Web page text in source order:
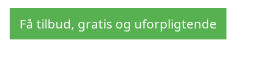
Få tilbud, gratis og uforpligtende